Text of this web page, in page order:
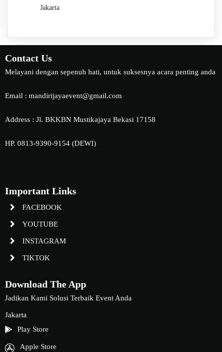
Jakarta
Contact Us
Melayani dengan sepenuh hati, untuk suksesnya acara penting anda
Email : mandirijayaevent@gmail.com
Address : Jl. BKKBN Mustikajaya Bekasi 17158
HP. 0813-9390-9154 (DEWI)
Important Links
FACEBOOK
YOUTUBE
INSTAGRAM
TIKTOK
Download The App
Jadikan Kami Solusi Terbaik Event Anda
Jakarta
Play Store
Apple Store